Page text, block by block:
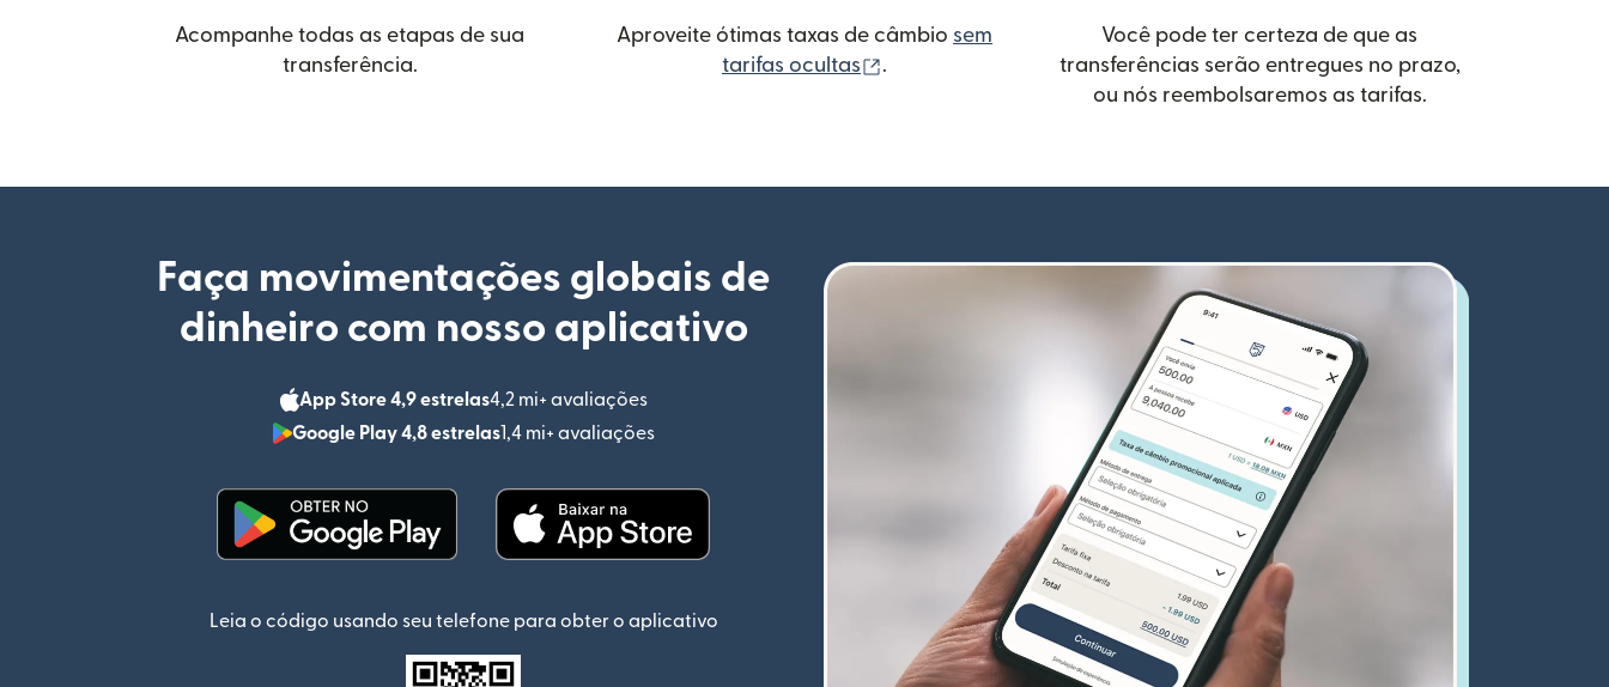
Acompanhe todas as etapas de sua
transferência.
Aproveite ótimas taxas de câmbio sem
tarifas ocultas
(abre em uma nova janela)
.
Você pode ter certeza de que as
transferências serão entregues no prazo,
ou nós reembolsaremos as tarifas.
Faça movimentações globais de
dinheiro com nosso aplicativo
App Store 4,9 estrelas4,2 mi+ avaliações
(abre em uma nova janela)
Google Play 4,8 estrelas1,4 mi+ avaliações
(abre em uma nova janela)
Leia o código usando seu telefone para obter o aplicativo